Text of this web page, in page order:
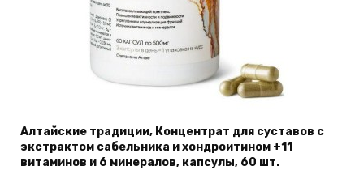
Алтайские традиции, Концентрат для суставов с
экстрактом сабельника и хондроитином +11
витаминов и 6 минералов, капсулы, 60 шт.